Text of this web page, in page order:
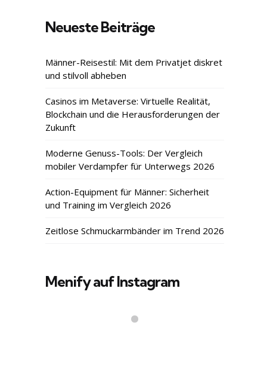
Neueste Beiträge
Männer-Reisestil: Mit dem Privatjet diskret
und stilvoll abheben
Casinos im Metaverse: Virtuelle Realität,
Blockchain und die Herausforderungen der
Zukunft
Moderne Genuss-Tools: Der Vergleich
mobiler Verdampfer für Unterwegs 2026
Action-Equipment für Männer: Sicherheit
und Training im Vergleich 2026
Zeitlose Schmuckarmbänder im Trend 2026
Menify auf Instagram